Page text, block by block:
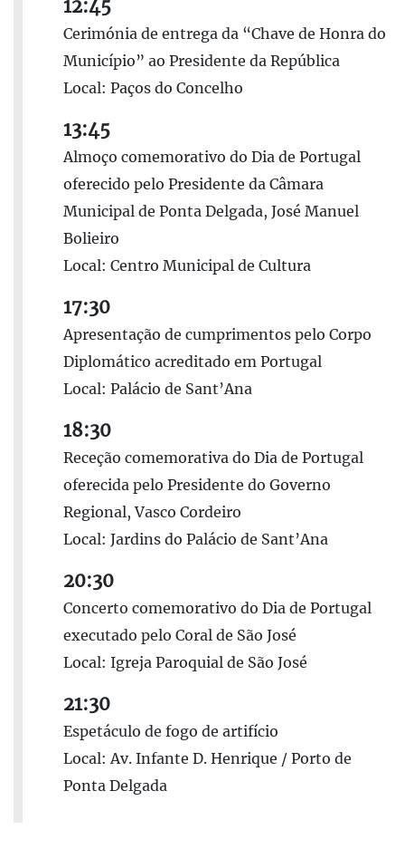
12:45
Cerimónia de entrega da “Chave de Honra do
Município” ao Presidente da República
Local: Paços do Concelho
13:45
Almoço comemorativo do Dia de Portugal
oferecido pelo Presidente da Câmara
Municipal de Ponta Delgada, José Manuel
Bolieiro
Local: Centro Municipal de Cultura
17:30
Apresentação de cumprimentos pelo Corpo
Diplomático acreditado em Portugal
Local: Palácio de Sant’Ana
18:30
Receção comemorativa do Dia de Portugal
oferecida pelo Presidente do Governo
Regional, Vasco Cordeiro
Local: Jardins do Palácio de Sant’Ana
20:30
Concerto comemorativo do Dia de Portugal
executado pelo Coral de São José
Local: Igreja Paroquial de São José
21:30
Espetáculo de fogo de artifício
Local: Av. Infante D. Henrique / Porto de
Ponta Delgada